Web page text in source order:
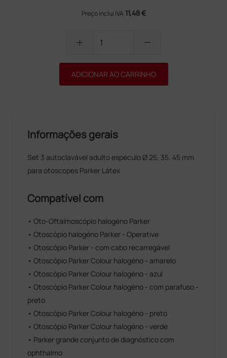
Preço inclui IVA 11,48 €
add remove
ADICIONAR AO CARRINHO
Informações gerais
Set 3 autoclavável adulto espéculo Ø 25, 35, 45 mm
para otoscopes Parker Látex
Compatível com
• Oto-Oftalmoscópio halogéno Parker
• Otoscópio halogéno Parker - Operative
• Otoscópio Parker - com cabo recarregável
• Otoscópio Parker Colour halogéno - amarelo
• Otoscópio Parker Colour halogéno - azul
• Otoscópio Parker Colour halogéno - com parafuso -
preto
• Otoscópio Parker Colour halogéno - preto
• Otoscópio Parker Colour halogéno - verde
• Parker grande conjunto de diagnóstico com
ophthalmo